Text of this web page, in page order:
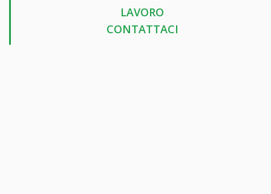
LAVORO
CONTATTACI